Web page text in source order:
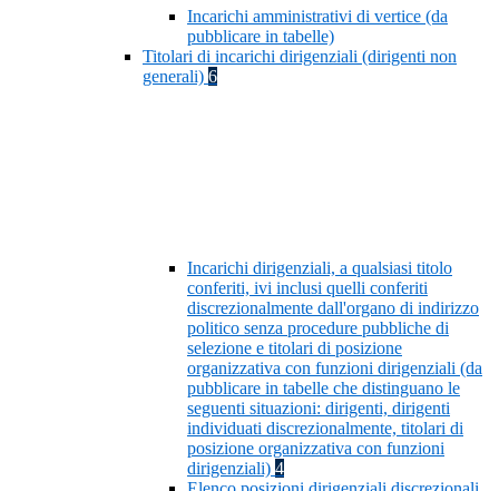
Incarichi amministrativi di vertice (da
pubblicare in tabelle)
Titolari di incarichi dirigenziali (dirigenti non
generali) 6
Incarichi dirigenziali, a qualsiasi titolo
conferiti, ivi inclusi quelli conferiti
discrezionalmente dall'organo di indirizzo
politico senza procedure pubbliche di
selezione e titolari di posizione
organizzativa con funzioni dirigenziali (da
pubblicare in tabelle che distinguano le
seguenti situazioni: dirigenti, dirigenti
individuati discrezionalmente, titolari di
posizione organizzativa con funzioni
dirigenziali) 4